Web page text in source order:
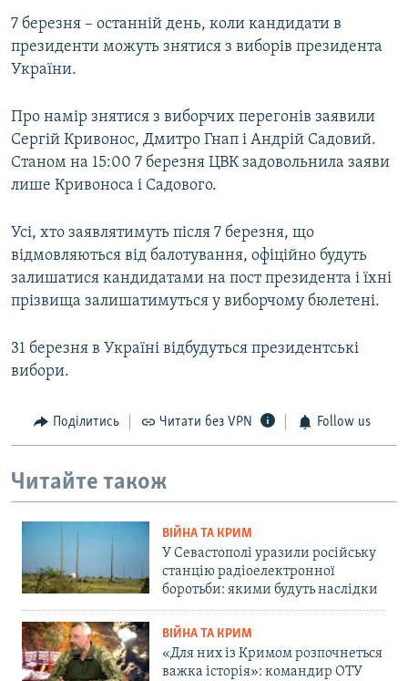
7 березня – останній день, коли кандидати в
президенти можуть знятися з виборів президента
України.
Про намір знятися з виборчих перегонів заявили
Сергій Кривонос, Дмитро Гнап і Андрій Садовий.
Станом на 15:00 7 березня ЦВК задовольнила заяви
лише Кривоноса і Садового.
Усі, хто заявлятимуть після 7 березня, що
відмовляються від балотування, офіційно будуть
залишатися кандидатами на пост президента і їхні
прізвища залишатимуться у виборчому бюлетені.
31 березня в Україні відбудуться президентські
вибори.
Поділитись Читати без VPN Follow us
Читайте також
ВІЙНА ТА КРИМ
У Севастополі уразили російську
станцію радіоелектронної
боротьби: якими будуть наслідки
ВІЙНА ТА КРИМ
«Для них із Кримом розпочнеться
важка історія»: командир ОТУ